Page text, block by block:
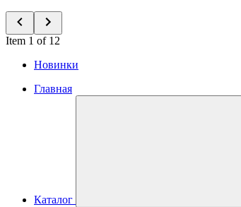
Item 1 of 12
Новинки
Главная
Каталог